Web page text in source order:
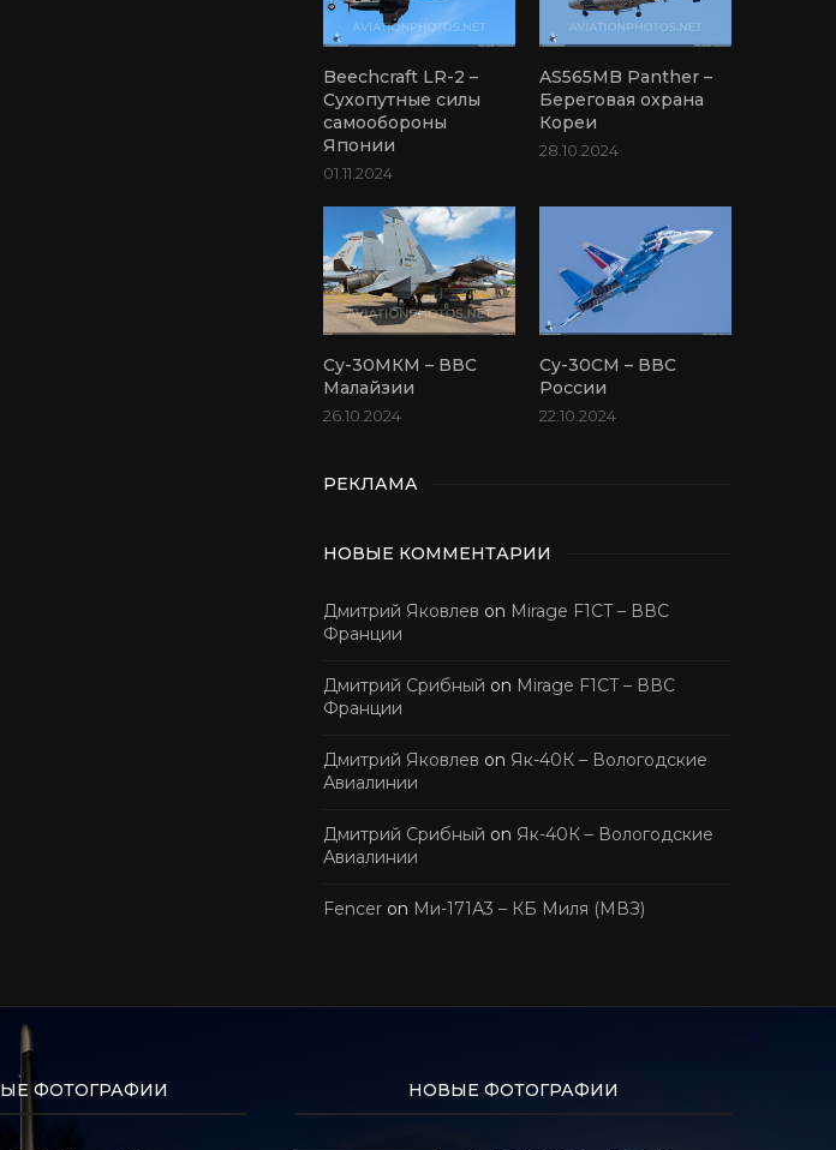
Beechcraft LR-2 –
Сухопутные силы
самообороны
Японии
01.11.2024
AS565MB Panther –
Береговая охрана
Кореи
28.10.2024
Су-30МКМ – ВВС
Малайзии
26.10.2024
Су-30СМ – ВВС
России
22.10.2024
РЕКЛАМА
НОВЫЕ КОММЕНТАРИИ
Дмитрий Яковлев on Mirage F1CT – ВВС
Франции
Дмитрий Срибный on Mirage F1CT – ВВС
Франции
Дмитрий Яковлев on Як-40К – Вологодские
Авиалинии
Дмитрий Срибный on Як-40К – Вологодские
Авиалинии
Fencer on Ми-171А3 – КБ Миля (МВЗ)
ФОТОГРАФИИ НОВЫЕ ФОТОГРАФИИ